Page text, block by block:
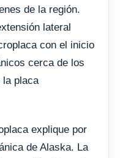
de la región.
lateral
con el inicio
cerca de los
la placa
explique por
de Alaska. La